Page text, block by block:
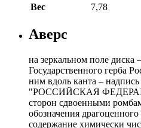
Вес
7,78
Аверс
на зеркальном поле диска
Государственного герба
ним вдоль канта –
"РОССИЙСКАЯ
сторон сдвоенными
обозначения
содержание химически